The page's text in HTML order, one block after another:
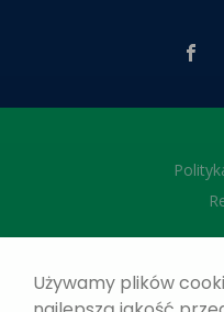
Używamy plików